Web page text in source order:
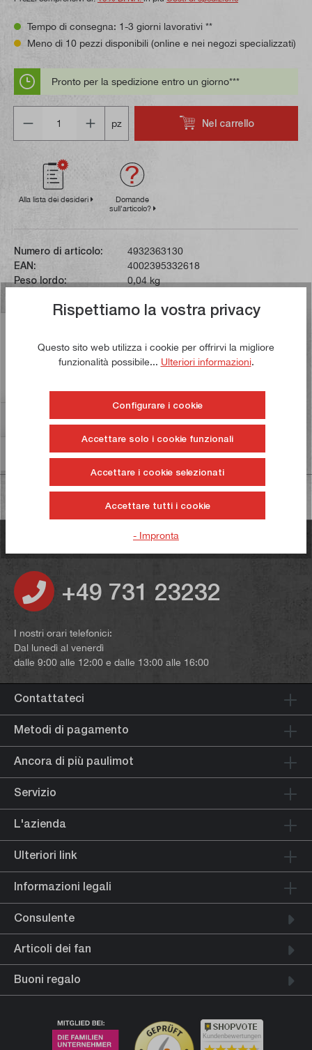
Tempo di consegna: 1-3 giorni lavorativi **
Meno di 10 pezzi disponibili (online e nei negozi specializzati)
Pronto per la spedizione entro un giorno***
pz
Nel carrello
Alla lista dei desideri
Domande
sull'articolo?
Numero di articolo:
4932363130
EAN:
4002395332618
Peso lordo:
0,04 kg
Questa punta piatta per la lavorazione del legno può
essere inserita direttamente nel mandrino di un
Valutazioni 1
Informazioni sulla sicurezza dei prodotti
Avete domande?
+49 731 23232
I nostri orari telefonici:
Dal lunedì al venerdì
dalle 9:00 alle 12:00 e dalle 13:00 alle 16:00
Contattateci
Metodi di pagamento
Ancora di più paulimot
Servizio
L'azienda
Ulteriori link
Informazioni legali
Consulente
Articoli dei fan
Buoni regalo
Kundenbewertungen
Rispettiamo la vostra privacy
Questo sito web utilizza i cookie per offrirvi la migliore
funzionalità possibile... Ulteriori informazioni.
Configurare i cookie
Accettare solo i cookie funzionali
Accettare i cookie selezionati
Accettare tutti i cookie
- Impronta